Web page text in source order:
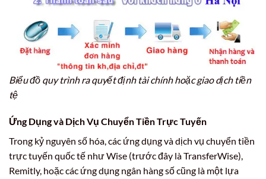
Biểu đồ quy trình ra quyết định tài chính hoặc giao dịch tiền
tệ
Ứng Dụng và Dịch Vụ Chuyển Tiền Trực Tuyến
Trong kỷ nguyên số hóa, các ứng dụng và dịch vụ chuyển tiền
trực tuyến quốc tế như Wise (trước đây là TransferWise),
Remitly, hoặc các ứng dụng ngân hàng số cũng là một lựa